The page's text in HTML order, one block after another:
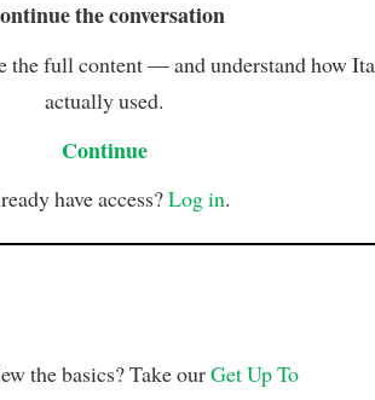
the conversation
the full content — and understand how
actually used.
Continue
have access?Log in.
the basics? Take ourGet Up To